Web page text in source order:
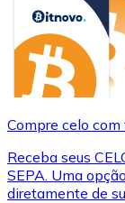
Compre celo
Receba seus
SEPA. Uma
diretamente de